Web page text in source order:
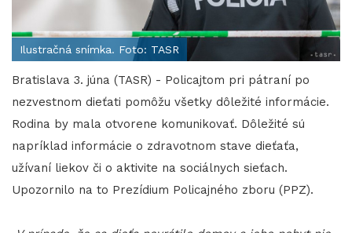
Ilustračná snímka. Foto: TASR
Bratislava 3. júna (TASR) - Policajtom pri pátraní po
nezvestnom dieťati pomôžu všetky dôležité informácie.
Rodina by mala otvorene komunikovať. Dôležité sú
napríklad informácie o zdravotnom stave dieťaťa,
užívaní liekov či o aktivite na sociálnych sieťach.
Upozornilo na to Prezídium Policajného zboru (PPZ).